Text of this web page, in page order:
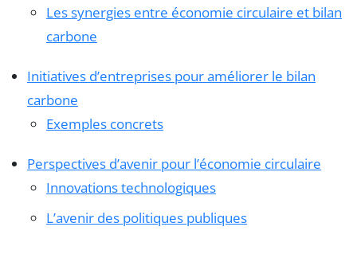
Les synergies entre économie circulaire et bilan
carbone
Initiatives d’entreprises pour améliorer le bilan
carbone
Exemples concrets
Perspectives d’avenir pour l’économie circulaire
Innovations technologiques
L’avenir des politiques publiques